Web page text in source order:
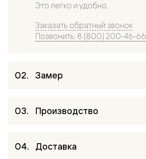
Это легко и удобно.
Заказать обратный звонок
Позвонить: 8 (800) 200-46-66
Замер
Производство
Доставка